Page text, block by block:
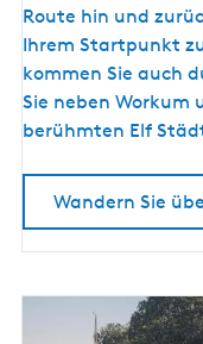
h
e
r
W
i
e
Route hin und
Ihrem Startpunkt
kommen Sie auch
Sie neben Workum
berühmten Elf
Wandern Sie